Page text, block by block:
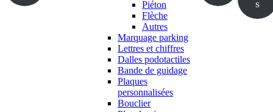
Piéton
Flèche
Autres
Marquage parking
Lettres et chiffres
Dalles podotactiles
Bande de guidage
Plaques
personnalisées
Bouclier
s